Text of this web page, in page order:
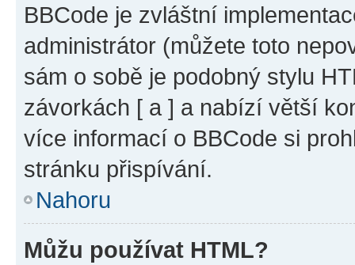
BBCode je zvláštní
administrátor (můžete toto
sám o sobě je podobný stylu
závorkách [ a ] a nabízí větší
více informací o BBCode si
stránku přispívání.
Nahoru
Můžu používat HTML?